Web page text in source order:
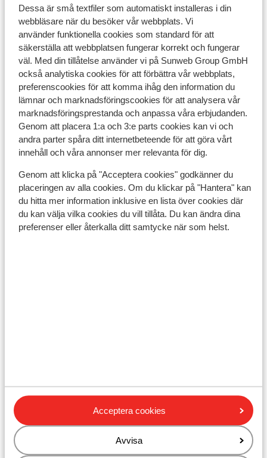
Dessa är små textfiler som automatiskt installeras i din
webbläsare när du besöker vår webbplats. Vi
använder funktionella cookies som standard för att
säkerställa att webbplatsen fungerar korrekt och fungerar
väl. Med din tillåtelse använder vi på Sunweb Group GmbH
också analytiska cookies för att förbättra vår webbplats,
preferenscookies för att komma ihåg den information du
lämnar och marknadsföringscookies för att analysera vår
marknadsföringsprestanda och anpassa våra erbjudanden.
Genom att placera 1:a och 3:e parts cookies kan vi och
andra parter spåra ditt internetbeteende för att göra vårt
innehåll och våra annonser mer relevanta för dig.
Genom att klicka på "Acceptera cookies" godkänner du
placeringen av alla cookies. Om du klickar på "Hantera" kan
du hitta mer information inklusive en lista över cookies där
du kan välja vilka cookies du vill tillåta. Du kan ändra dina
preferenser eller återkalla ditt samtycke när som helst.
Acceptera cookies
Avvisa
Spänning:
Spänningen är 230 volt.
Resehandlingar:
Du måste ha ett giltigt pass eller ett nationellt ID-kort.
Om du inte har svenskt medborgarskap är det viktigt
att kontrollera om andra regler gäller. Kontrollera med
ambassaden för det land du vill resa till och de länder
du reser igenom.
Observera!
För aktuell information om vaccinationer, besök din
lokala vårdcentral eller vaccinationcentral.